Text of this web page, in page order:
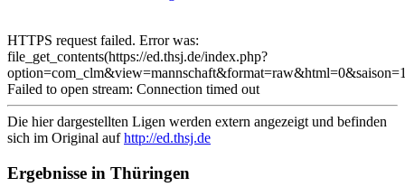
HTTPS request failed. Error was:
file_get_contents(https://ed.thsj.de/index.php?
Failed to open stream: Connection timed out
Die hier dargestellten Ligen werden extern angezeigt und befinden
sich im Original aufhttp://ed.thsj.de
Ergebnisse in Thüringen